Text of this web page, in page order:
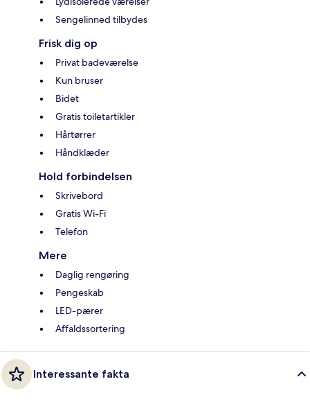
Sengelinned tilbydes
Frisk dig op
Privat badeværelse
Kun bruser
Bidet
Gratis toiletartikler
Hårtørrer
Håndklæder
Hold forbindelsen
Skrivebord
Gratis Wi-Fi
Telefon
Mere
Daglig rengøring
Pengeskab
LED-pærer
Affaldssortering
Interessante fakta